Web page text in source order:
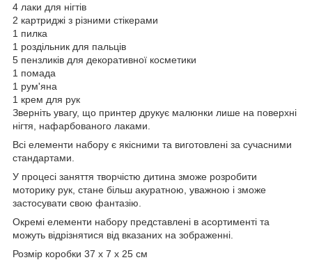
4 лаки для нігтів
2 картриджі з різними стікерами
1 пилка
1 роздільник для пальців
5 пензликів для декоративної косметики
1 помада
1 рум'яна
1 крем для рук
Зверніть увагу, що принтер друкує малюнки лише на поверхні
нігтя, нафарбованого лаками.
Всі елементи набору є якісними та виготовлені за сучасними
стандартами.
У процесі заняття творчістю дитина зможе розробити
моторику рук, стане більш акуратною, уважною і зможе
застосувати свою фантазію.
Окремі елементи набору представлені в асортименті та
можуть відрізнятися від вказаних на зображенні.
Розмір коробки 37 х 7 х 25 см